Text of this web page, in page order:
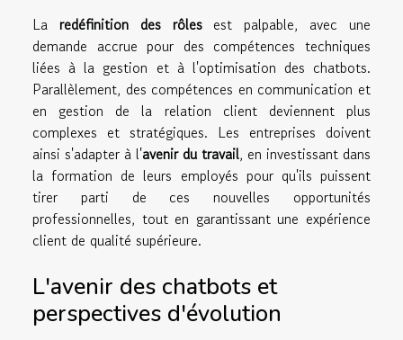
La redéfinition des rôlesest palpable, avec une
demande accrue pour des compétences techniques
liées à la gestion et à l'optimisation des chatbots.
Parallèlement, des compétences en communication et
en gestion de la relation client deviennent plus
complexes et stratégiques. Les entreprises doivent
ainsi s'adapter à l'avenir du travail, en investissant dans
la formation de leurs employés pour qu'ils puissent
tirer parti de ces nouvelles opportunités
professionnelles, tout en garantissant une expérience
client de qualité supérieure.
L'avenir des chatbots et
perspectives d'évolution